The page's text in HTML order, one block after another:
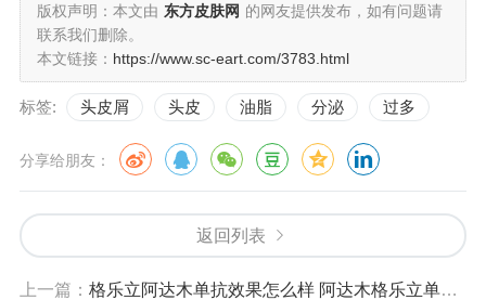
版权声明：本文由 东方皮肤网 的网友提供发布，如有问题请
联系我们删除。
本文链接： https://www.sc-eart.com/3783.html
标签: 头皮屑 头皮 油脂 分泌 过多
分享给朋友：
返回列表
上一篇： 格乐立阿达木单抗效果怎么样 阿达木格乐立单抗赠药